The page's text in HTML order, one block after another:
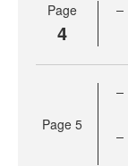
Page
4
Page 5